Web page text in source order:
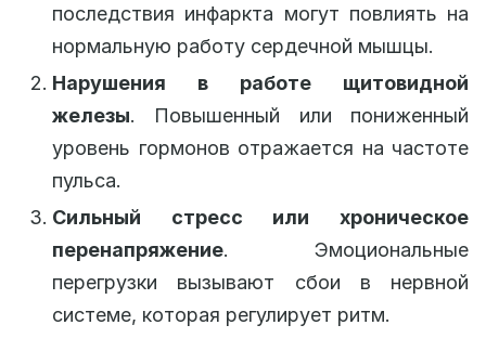
последствия инфаркта могут повлиять на
нормальную работу сердечной мышцы.
Нарушения в работе щитовидной
железы. Повышенный или пониженный
уровень гормонов отражается на частоте
пульса.
Сильный стресс или хроническое
перенапряжение. Эмоциональные
перегрузки вызывают сбои в нервной
системе, которая регулирует ритм.